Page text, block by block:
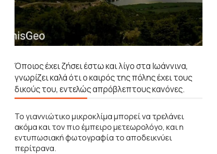
Όποιος έχει ζήσει έστω και λίγο στα Ιωάννινα,
γνωρίζει καλά ότι ο καιρός της πόλης έχει τους
δικούς του, εντελώς απρόβλεπτους κανόνες.
Το γιαννιώτικο μικροκλίμα μπορεί να τρελάνει
ακόμα και τον πιο έμπειρο μετεωρολόγο, και η
εντυπωσιακή φωτογραφία το αποδεικνύει
περίτρανα.